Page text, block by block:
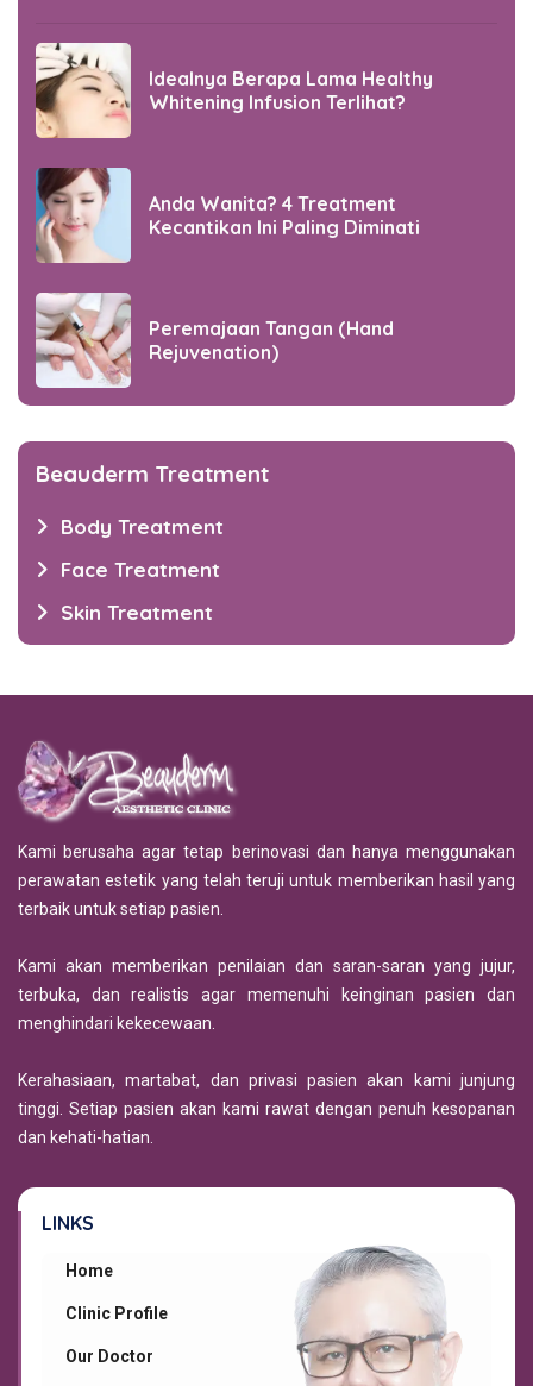
Idealnya Berapa Lama Healthy
Whitening Infusion Terlihat?
Anda Wanita? 4 Treatment
Kecantikan Ini Paling Diminati
Peremajaan Tangan (Hand
Rejuvenation)
Beauderm Treatment
Body Treatment
Face Treatment
Skin Treatment
Kami berusaha agar tetap berinovasi dan hanya menggunakan
perawatan estetik yang telah teruji untuk memberikan hasil yang
terbaik untuk setiap pasien.
Kami akan memberikan penilaian dan saran-saran yang jujur,
terbuka, dan realistis agar memenuhi keinginan pasien dan
menghindari kekecewaan.
Kerahasiaan, martabat, dan privasi pasien akan kami junjung
tinggi. Setiap pasien akan kami rawat dengan penuh kesopanan
dan kehati-hatian.
LINKS
Home
Clinic Profile
Our Doctor